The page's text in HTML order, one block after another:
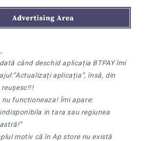
când deschid aplicația BTPAY îmi
aplicația”, însă, din
nu functioneaza! Îmi apare:
in tara sau regiunea
motiv că în Ap store nu există